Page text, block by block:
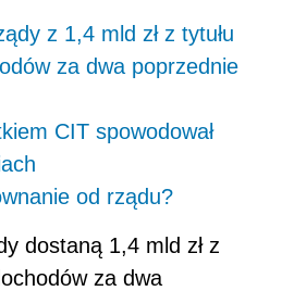
z 1,4 mld zł z tytułu
za dwa poprzednie
CIT spowodował
od rządu?
dostaną 1,4 mld zł z
za dwa